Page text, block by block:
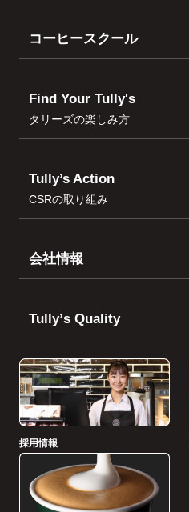
コーヒースクール
Find Your Tully's
タリーズの楽しみ方
Tully’s Action
CSRの取り組み
会社情報
Tullyʼs Quality
採用情報